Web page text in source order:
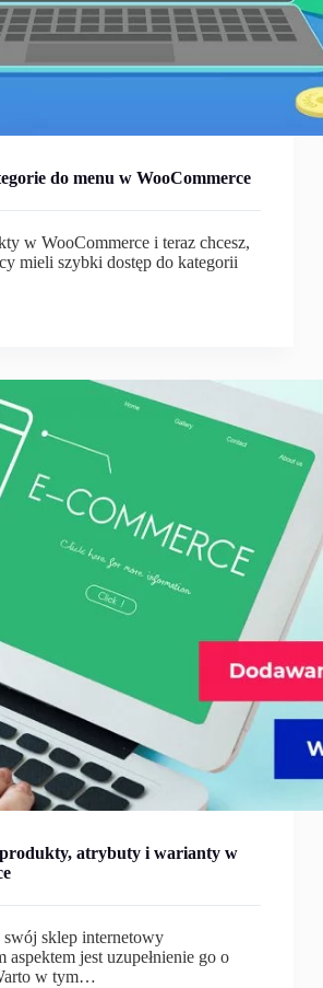
do menu w WooCommerce
w WooCommerce i teraz chcesz,
mieli szybki dostęp do kategorii
atrybuty i warianty w
sklep internetowy
aspektem jest uzupełnienie go o
w tym…